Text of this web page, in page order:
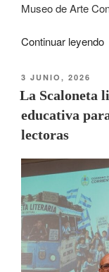
Museo de Arte
Continuar leyendo
3 JUNIO, 2026
La Scaloneta
educativa
lectoras